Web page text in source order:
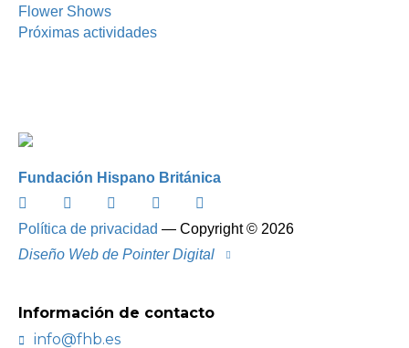
Flower Shows
Próximas actividades
Fundación Hispano Británica
Política de privacidad — Copyright © 2026
Diseño Web de Pointer Digital
Información de contacto
info@fhb.es